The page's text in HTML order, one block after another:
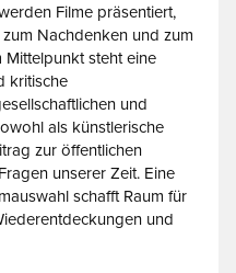
Filme präsentiert,
Nachdenken und zum
Mittelpunkt steht eine
kritische
und
als künstlerische
zur öffentlichen
unserer Zeit. Eine
schafft Raum für
und